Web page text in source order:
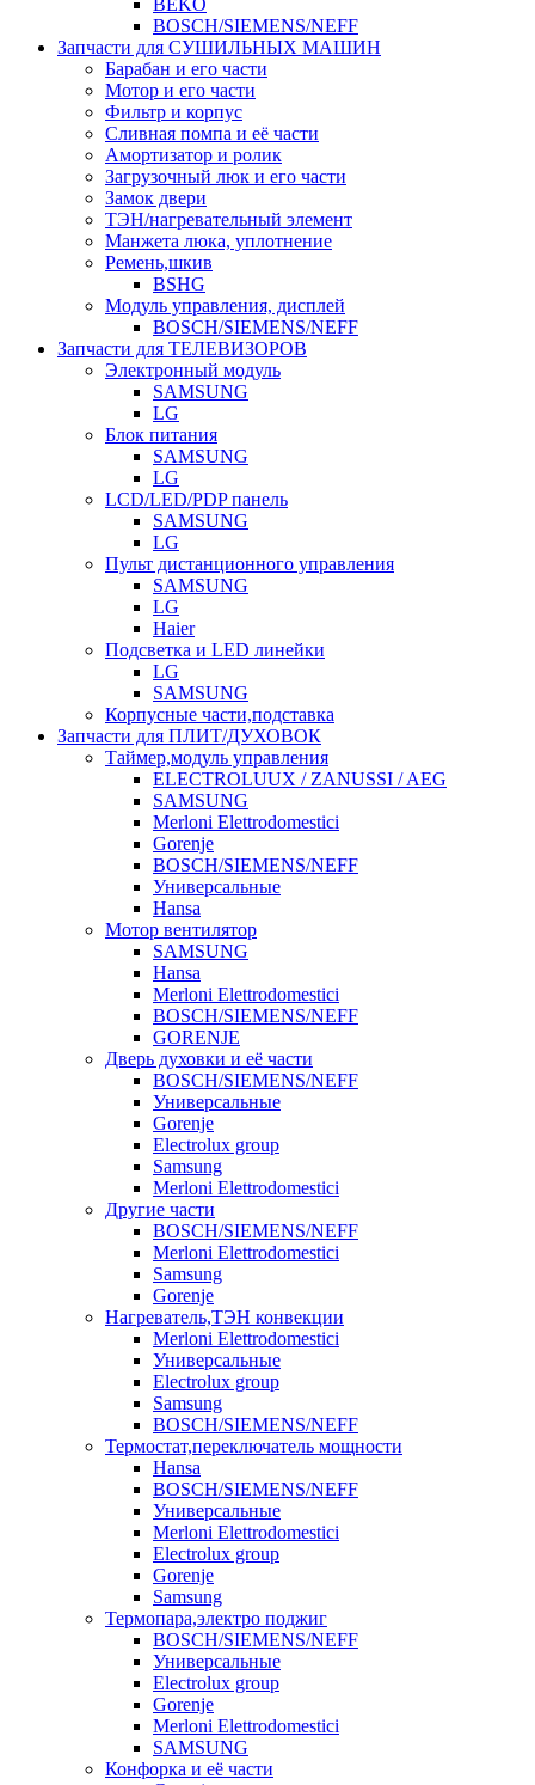
BEKO
BOSCH/SIEMENS/NEFF
Запчасти для СУШИЛЬНЫХ МАШИН
Барабан и его части
Мотор и его части
Фильтр и корпус
Сливная помпа и её части
Амортизатор и ролик
Загрузочный люк и его части
Замок двери
ТЭН/нагревательный элемент
Манжета люка, уплотнение
Ремень,шкив
BSHG
Модуль управления, дисплей
BOSCH/SIEMENS/NEFF
Запчасти для ТЕЛЕВИЗОРОВ
Электронный модуль
SAMSUNG
LG
Блок питания
SAMSUNG
LG
LCD/LED/PDP панель
SAMSUNG
LG
Пульт дистанционного управления
SAMSUNG
LG
Haier
Подсветка и LED линейки
LG
SAMSUNG
Корпусные части,подставка
Запчасти для ПЛИТ/ДУХОВОК
Таймер,модуль управления
ELECTROLUUX / ZANUSSI / AEG
SAMSUNG
Merloni Elettrodomestici
Gorenje
BOSCH/SIEMENS/NEFF
Универсальные
Hansa
Мотор вентилятор
SAMSUNG
Hansa
Merloni Elettrodomestici
BOSCH/SIEMENS/NEFF
GORENJE
Дверь духовки и её части
BOSCH/SIEMENS/NEFF
Универсальные
Gorenje
Electrolux group
Samsung
Merloni Elettrodomestici
Другие части
BOSCH/SIEMENS/NEFF
Merloni Elettrodomestici
Samsung
Gorenje
Нагреватель,ТЭН конвекции
Merloni Elettrodomestici
Универсальные
Electrolux group
Samsung
BOSCH/SIEMENS/NEFF
Термостат,переключатель мощности
Hansa
BOSCH/SIEMENS/NEFF
Универсальные
Merloni Elettrodomestici
Electrolux group
Gorenje
Samsung
Термопара,электро поджиг
BOSCH/SIEMENS/NEFF
Универсальные
Electrolux group
Gorenje
Merloni Elettrodomestici
SAMSUNG
Конфорка и её части